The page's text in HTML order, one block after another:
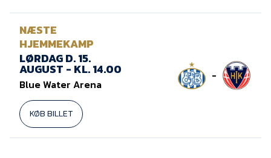
NÆSTE
HJEMMEKAMP
LØRDAG D. 15.
AUGUST - KL. 14.00
Blue Water Arena
KØB BILLET
-